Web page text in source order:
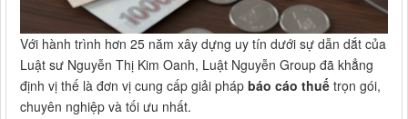
Với hành trình hơn 25 năm xây dựng uy tín dưới sự dẫn dắt của
Luật sư Nguyễn Thị Kim Oanh, Luật Nguyễn Group đã khẳng
định vị thế là đơn vị cung cấp giải pháp báo cáo thuế trọn gói,
chuyên nghiệp và tối ưu nhất.